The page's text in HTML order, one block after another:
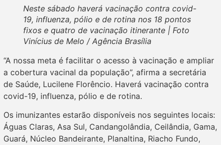
Neste sábado haverá vacinação contra covid-
19, influenza, pólio e de rotina nos 18 pontos
fixos e quatro de vacinação itinerante | Foto
Vinícius de Melo / Agência Brasília
“A nossa meta é facilitar o acesso à vacinação e ampliar
a cobertura vacinal da população”, afirma a secretária
de Saúde, Lucilene Florêncio. Haverá vacinação contra
covid-19, influenza, pólio e de rotina.
Os imunizantes estarão disponíveis nos seguintes locais:
Águas Claras, Asa Sul, Candangolândia, Ceilândia, Gama,
Guará, Núcleo Bandeirante, Planaltina, Riacho Fundo,